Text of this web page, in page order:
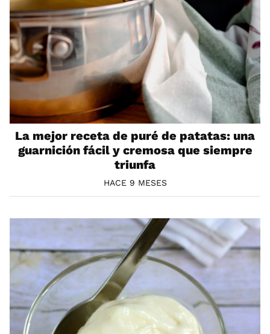
La mejor receta de puré de patatas: una
guarnición fácil y cremosa que siempre
triunfa
HACE 9 MESES